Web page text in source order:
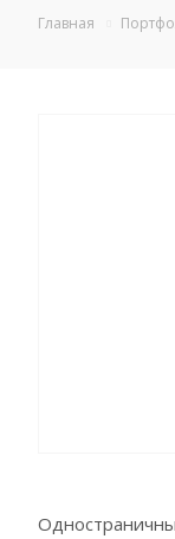
Главная